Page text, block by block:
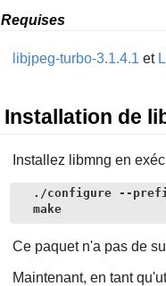
Requises
libjpeg-turbo-3.1.4.1 et
Installation de
Installez libmng en
./configure --
make
Ce paquet n'a pas de
Maintenant, en tant